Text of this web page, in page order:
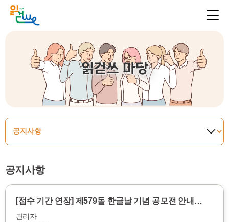
읽걷쓰 마당
공지사항
[접수 기간 연장] 제579돌 한글날 기념 공모전 안내…
관리자